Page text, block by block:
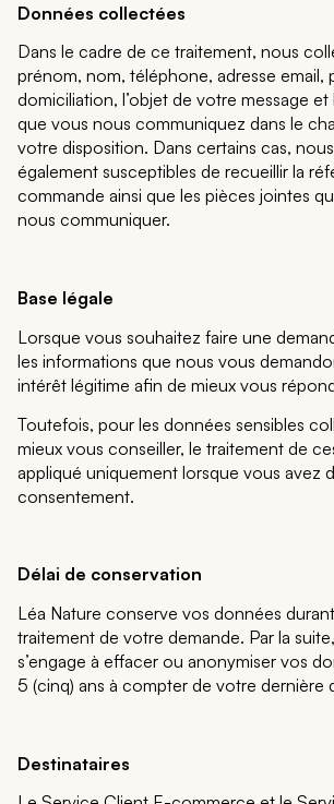
Données collectées
Dans le cadre de ce traitement, nous
prénom, nom, téléphone, adresse email,
domiciliation, l’objet de votre message
que vous nous communiquez dans le
votre disposition. Dans certains cas,
également susceptibles de recueillir la
commande ainsi que les pièces jointes
nous communiquer.
Base légale
Lorsque vous souhaitez faire une
les informations que nous vous
intérêt légitime afin de mieux vous
Toutefois, pour les données sensibles
mieux vous conseiller, le traitement de
appliqué uniquement lorsque vous avez
consentement.
Délai de conservation
Léa Nature conserve vos données
traitement de votre demande. Par la
s’engage à effacer ou anonymiser vos
5 (cinq) ans à compter de votre dernière
Destinataires